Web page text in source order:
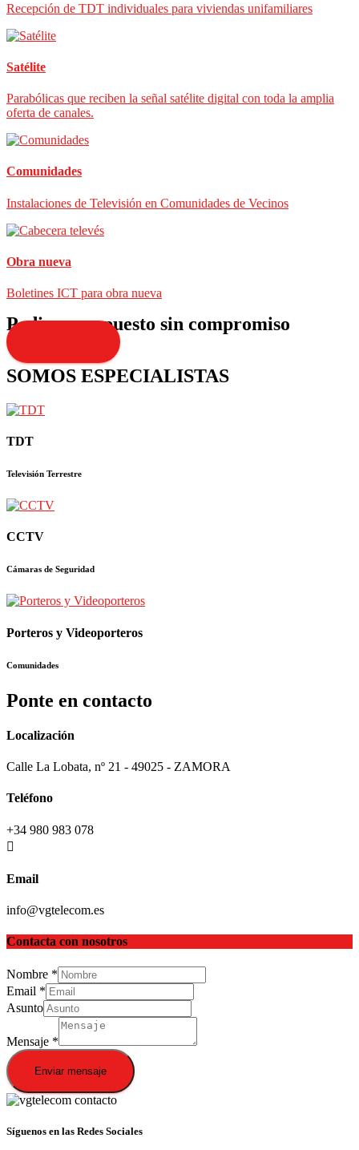
Recepción de TDT individuales para viviendas unifamiliares
Satélite
Parabólicas que reciben la señal satélite digital con toda la amplia
oferta de canales.
Comunidades
Instalaciones de Televisión en Comunidades de Vecinos
Obra nueva
Boletines ICT para obra nueva
Pedir presupuesto sin compromiso
SOMOS ESPECIALISTAS
TDT
Televisión Terrestre
CCTV
Cámaras de Seguridad
Porteros y Videoporteros
Comunidades
Ponte en contacto
Localización
Calle La Lobata, nº 21 - 49025 - ZAMORA
Teléfono
+34 980 983 078
Email
info@vgtelecom.es
Contacta con nosotros
Nombre *
Email *
Asunto
Mensaje *
Enviar mensaje
Síguenos en las Redes Sociales